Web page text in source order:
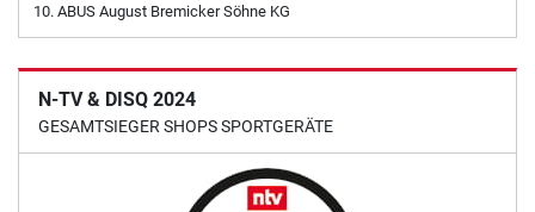
ABUS August Bremicker Söhne KG
N-TV & DISQ 2024
GESAMTSIEGER SHOPS SPORTGERÄTE